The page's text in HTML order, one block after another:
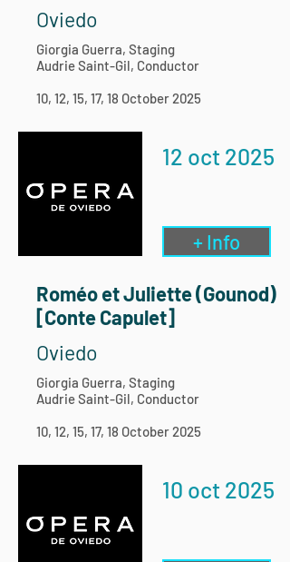
Oviedo
Giorgia Guerra, Staging
Audrie Saint-Gil, Conductor
10, 12, 15, 17, 18 October 2025
12 oct 2025
+ Info
Roméo et Juliette (Gounod)
[Conte Capulet]
Oviedo
Giorgia Guerra, Staging
Audrie Saint-Gil, Conductor
10, 12, 15, 17, 18 October 2025
10 oct 2025